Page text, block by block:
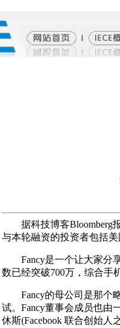
据科技博客Bloomberg报
与本轮融资的投资者包括
Fancy是一个让大家分享
数已经突破700万，综合手
Fancy的母公司是那个略
试。Fancy董事会成员也由
休斯(Facebook 联合创始人